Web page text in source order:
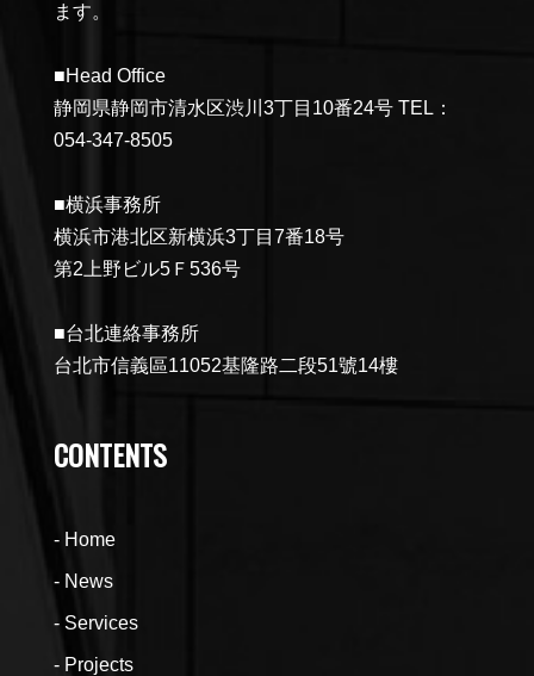
ます。
■Head Office
静岡県静岡市清水区渋川3丁目10番24号 TEL：
054-347-8505
■横浜事務所
横浜市港北区新横浜3丁目7番18号
第2上野ビル5Ｆ536号
■台北連絡事務所
台北市信義區11052基隆路二段51號14樓
CONTENTS
Home
News
Services
Projects